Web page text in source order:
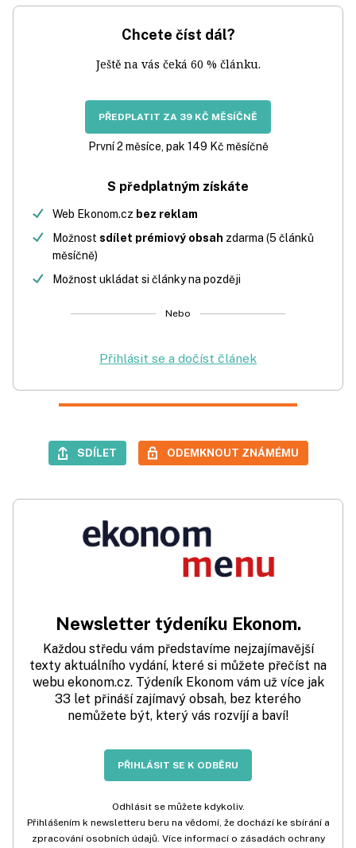
Chcete číst dál?
Ještě na vás čeká 60 % článku.
PŘEDPLATIT ZA 39 KČ MĚSÍČNĚ
První 2 měsíce, pak 149 Kč měsíčně
S předplatným získáte
Web Ekonom.cz bez reklam
Možnost sdílet prémiový obsah zdarma (5 článků
měsíčně)
Možnost ukládat si články na později
Nebo
Přihlásit se a dočíst článek
SDÍLET ODEMKNOUT ZNÁMÉMU
Newsletter týdeníku Ekonom.
Každou středu vám představíme nejzajímavější
texty aktuálního vydání, které si můžete přečíst na
webu ekonom.cz. Týdeník Ekonom vám už více jak
33 let přináší zajímavý obsah, bez kterého
nemůžete být, který vás rozvíjí a baví!
PŘIHLÁSIT SE K ODBĚRU
Odhlásit se můžete kdykoliv.
Přihlášením k newsletteru beru na vědomí, že dochází ke sbírání a
zpracování osobních údajů. Více informací o zásadách ochrany